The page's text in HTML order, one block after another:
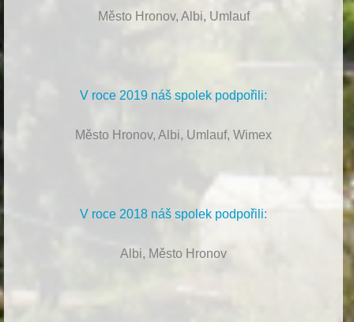
Město Hronov, Albi, Umlauf
V roce 2019 náš spolek podpořili:
Město Hronov, Albi, Umlauf, Wimex
V roce 2018 náš spolek podpořili:
Albi, Město Hronov